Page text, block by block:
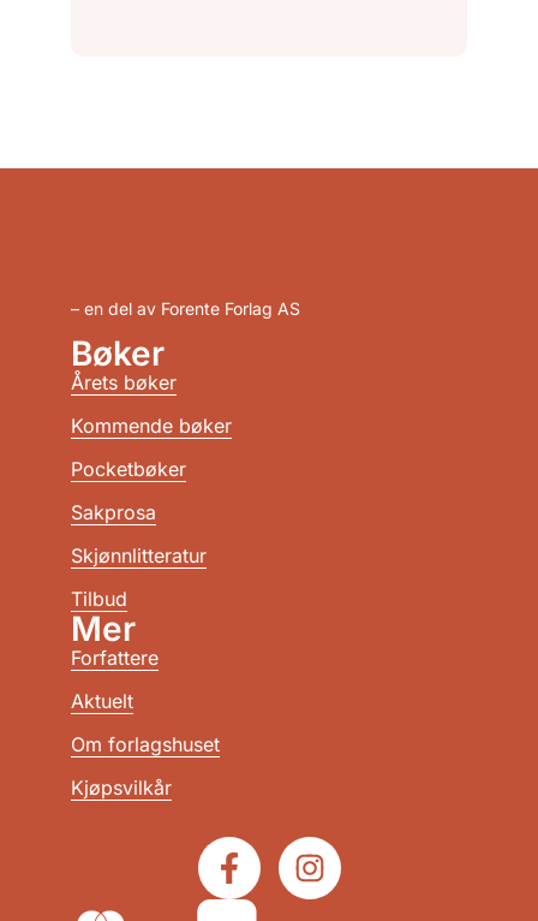
– en del av Forente Forlag AS
Bøker
Årets bøker
Kommende bøker
Pocketbøker
Sakprosa
Skjønnlitteratur
Tilbud
Mer
Forfattere
Aktuelt
Om forlagshuset
Kjøpsvilkår